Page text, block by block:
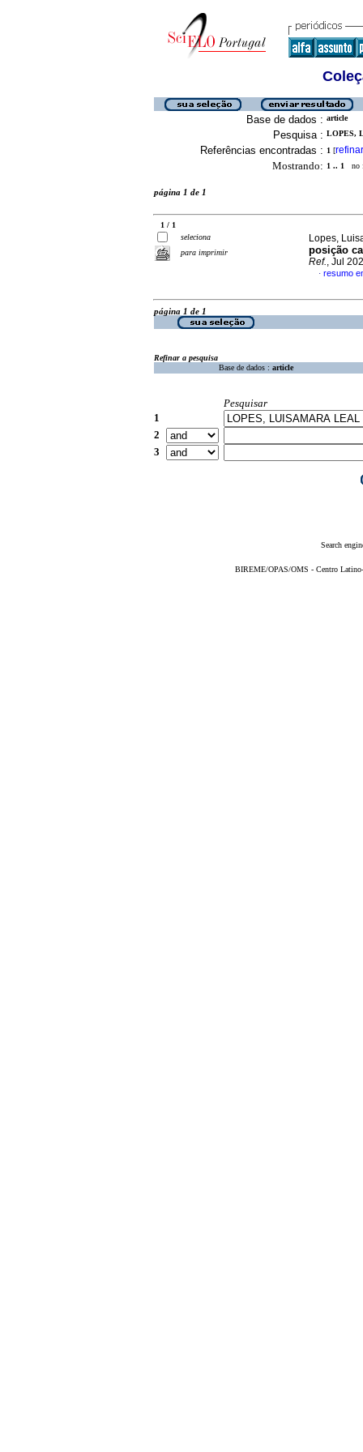
Base de dados : article
Pesquisa : LOPES,
Referências encontradas : 1 [refinar
Mostrando: 1 .. 1 no
página 1 de 1
1 / 1
seleciona
para imprimir
Lopes,
posição
Ref., Jul
· resumo
página 1 de 1
Refinar a pesquisa
Base de dados : article
Pesquisar
1
2
3
Search
BIREME/OPAS/OMS - Centro Latino-